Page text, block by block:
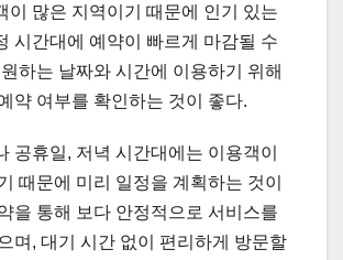
이 많은 지역이기 때문에 인기 있는
시간대에 예약이 빠르게 마감될 수
하는 날짜와 시간에 이용하기 위해
약 여부를 확인하는 것이 좋다.
공휴일, 저녁 시간대에는 이용객이
때문에 미리 일정을 계획하는 것이
을 통해 보다 안정적으로 서비스를
며, 대기 시간 없이 편리하게 방문할